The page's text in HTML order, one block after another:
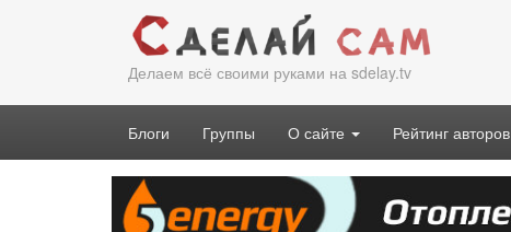
Делаем всё своими руками на sdelay.tv
Блоги Группы О сайте Рейтинг авторов